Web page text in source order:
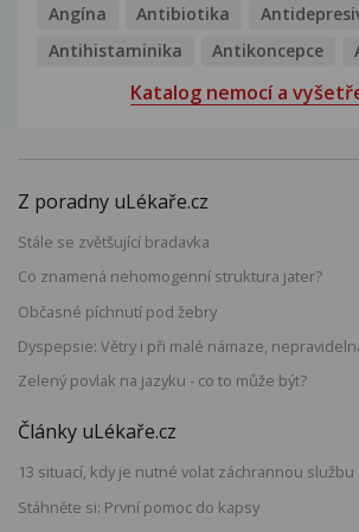
Angína
Antibiotika
Antihistaminika
Antikoncepce
Katalog nemocí a
Z poradny uLékaře.cz
Stále se zvětšující bradavka
Co znamená nehomogenní struktura jater?
Občasné píchnutí pod žebry
Dyspepsie: Větry i při malé námaze,
Zelený povlak na jazyku - co to může být?
Články uLékaře.cz
13 situací, kdy je nutné volat záchrannou službu
Stáhněte si: První pomoc do kapsy